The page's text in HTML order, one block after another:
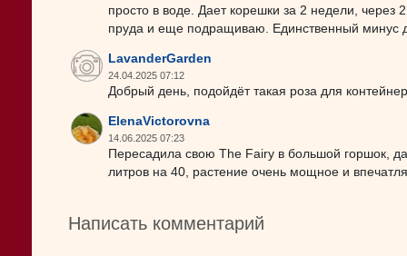
просто в воде. Дает корешки за 2 недели, через
пруда и еще подращиваю. Единственный минус
LavanderGarden
24.04.2025 07:12
Добрый день, подойдёт такая роза для
ElenaVictorovna
14.06.2025 07:23
Пересадила свою The Fairy в большой горшок,
литров на 40, растение очень мощное и
Написать комментарий